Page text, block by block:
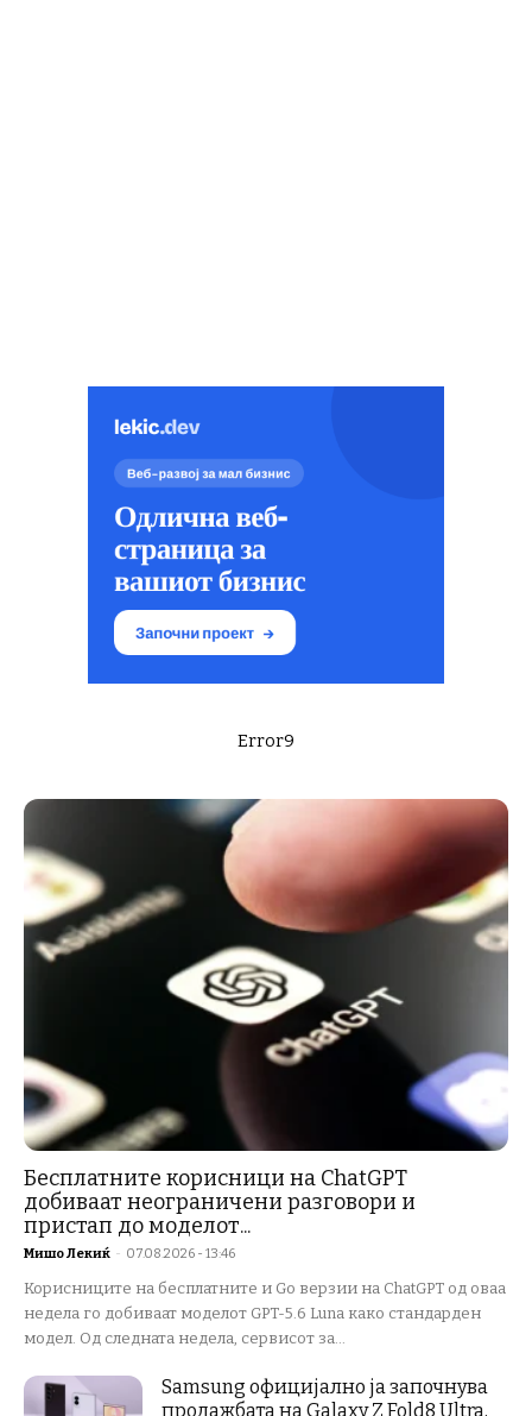
Error9
Бесплатните корисници на ChatGPT
добиваат неограничени разговори и
пристап до моделот...
Мишо Лекиќ - 07.08.2026 - 13:46
Корисниците на бесплатните и Go верзии на ChatGPT од оваа
недела го добиваат моделот GPT-5.6 Luna како стандарден
модел. Од следната недела, сервисот за...
Samsung официјално ја започнува
продажбата на Galaxy Z Fold8 Ultra,